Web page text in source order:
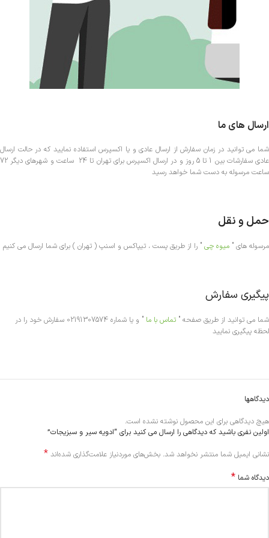
ارسال های ما
شما می توانید در زمان سفارش از ارسال عادی و یا اکسپرس استفاده نمایید که در حالت ارسال
عادی سفارشات بین 1 تا 5 روز و در ارسال اکسپرس برای تهران تا 24 ساعت و شهرهای دیگر 72
ساعت مرسوله به دست شما خواهد رسید
حمل و نقل
مرسوله های " میوه چی " را از طریق پست ، تیپاکس و اسنپ ( تهران ) برای شما ارسال می کنیم
پیگیری سفارش
شما می توانید از طریق صفحه " تماس با ما
" و یا شماره 02191307574 سفارش خود را در
لحظه پیگیری نمایید
دیدگاهها
هیچ دیدگاهی برای این محصول نوشته نشده است.
اولین نفری باشید که دیدگاهی را ارسال می کنید برای “ادویه سیر و سبزیجات”
نشانی ایمیل شما منتشر نخواهد شد. بخش‌های موردنیاز علامت‌گذاری شده‌اند *
دیدگاه شما *
Alternative: